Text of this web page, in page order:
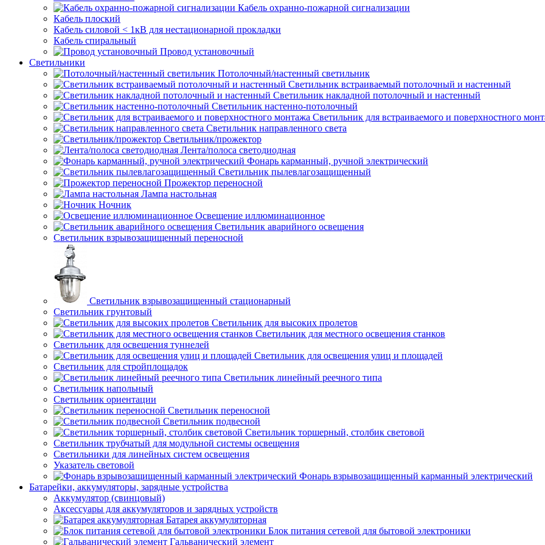
Кабель охранно-пожарной сигнализации
Кабель плоский
Кабель силовой < 1кВ для нестационарной прокладки
Кабель спиральный
Провод установочный
Светильники
Потолочный/настенный светильник
Светильник встраиваемый потолочный и настенный
Светильник накладной потолочный и настенный
Светильник настенно-потолочный
Светильник для встраиваемого и поверхностного
Светильник направленного света
Светильник/прожектор
Лента/полоса светодиодная
Фонарь карманный, ручной электрический
Светильник пылевлагозащищенный
Прожектор переносной
Лампа настольная
Ночник
Освещение иллюминационное
Светильник аварийного освещения
Светильник взрывозащищенный переносной
Светильник взрывозащищенный стационарный
Светильник грунтовый
Светильник для высоких пролетов
Светильник для местного освещения станков
Светильник для освещения туннелей
Светильник для освещения улиц и площадей
Светильник для стройплощадок
Светильник линейный реечного типа
Светильник напольный
Светильник ориентации
Светильник переносной
Светильник подвесной
Светильник торшерный, столбик световой
Светильник трубчатый для модульной системы освещения
Светильники для линейных систем освещения
Указатель световой
Фонарь взрывозащищенный карманный электрический
Батарейки, аккумуляторы, зарядные устройства
Аккумулятор (свинцовый)
Аксессуары для аккумуляторов и зарядных устройств
Батарея аккумуляторная
Блок питания сетевой для бытовой электроники
Гальванический элемент